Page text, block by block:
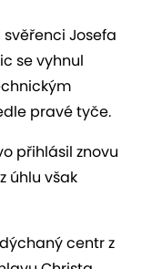
Josefa
se vyhnul
pravé tyče.
přihlásil znovu
úhlu však
centr z